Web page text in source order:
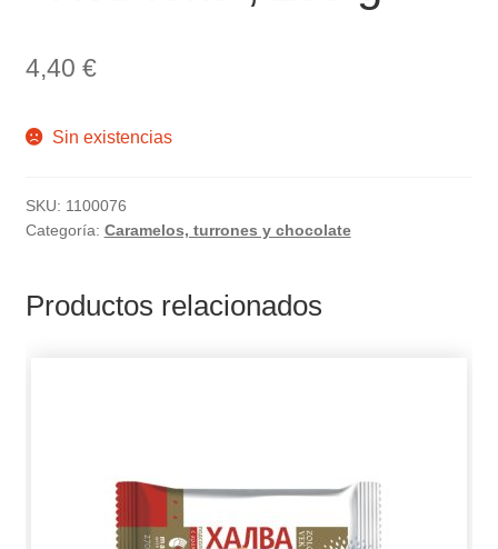
4,40 €
Sin existencias
SKU: 1100076
Categoría: Caramelos, turrones y chocolate
Productos relacionados